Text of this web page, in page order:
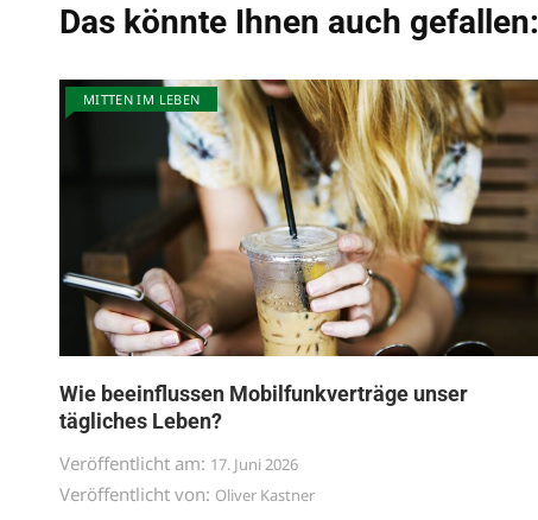
Das könnte Ihnen auch gefallen:
MITTEN IM LEBEN
Wie beeinflussen Mobilfunkverträge unser
tägliches Leben?
Veröffentlicht am: 17. Juni 2026
Veröffentlicht von: Oliver Kastner